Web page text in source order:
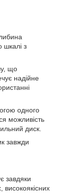
з
що
надійне
одного
можливість
диск.
завжди
завдяки
високоякісних